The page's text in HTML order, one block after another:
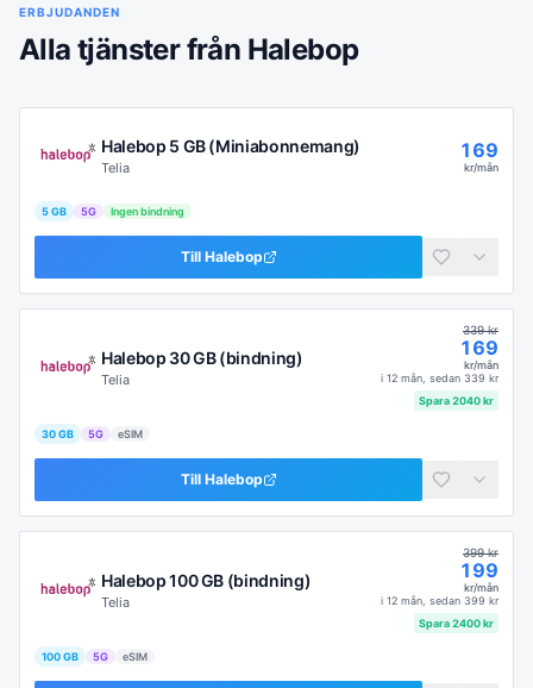
ERBJUDANDEN
Alla tjänster från Halebop
Halebop 5 GB (Miniabonnemang)
Telia
169
kr/mån
5 GB 5G Ingen bindning
Till Halebop
Halebop 30 GB (bindning)
Telia
339kr
169
kr/mån
i 12 mån , sedan 339 kr
Spara2040kr
30 GB 5G eSIM
Till Halebop
Halebop 100 GB (bindning)
Telia
399kr
199
kr/mån
i 12 mån , sedan 399 kr
Spara2400kr
100 GB 5G eSIM